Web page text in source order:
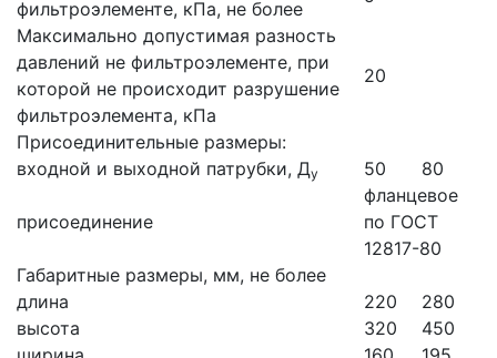
фильтроэлементе, кПа, не более
Максимально допустимая разность
давлений не фильтроэлементе, при
которой не происходит разрушение
фильтроэлемента, кПа
20
Присоединительные размеры:
входной и выходной патрубки, Ду 50 80
присоединение
фланцевое
по ГОСТ
12817-80
Габаритные размеры, мм, не более
длина
220
280
высота
320
450